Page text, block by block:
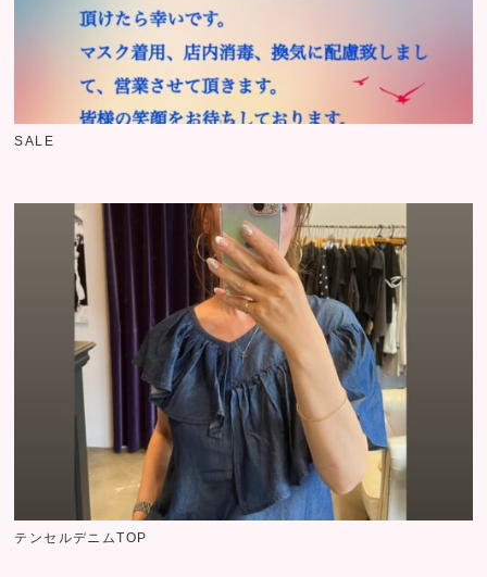
SALE
テンセルデニムTOP